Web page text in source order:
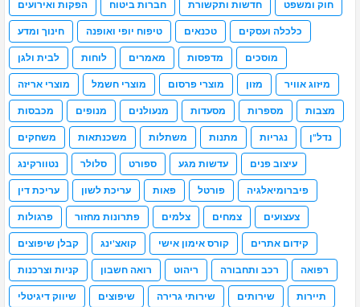
הפקות ואירועים
חברות ביטוח חדשות ותקשורת
חוק ומשפט
חינוך ומדע
טיפוח יופי ואופנה טכנאים
כלכלה ועסקים
לבית ולגן
לוחות מאמרים מדפסות
מוסכים
מוצרי אריזה
מוצרי חשמל מוצרי פרסום מזון
מיזוג אוויר
מכבסות
מנופים מנעולנים מסעדות מספרות
מצבות
משחקים
משכנתאות משתלות מתנות נגריות
נדל"ן
נטוורקינג
סלולר ספורט עדשות מגע
עיצוב פנים
עריכת דין
עריכת לשון פאות פורטל
פיברומיאלגיה
פרגולות
פתרונות מחזור צלמים צמחים
צעצועים
קבלן שיפוצים
קואצ'ינג קורס אימון אישי
קידום אתרים
קניות וצרכנות
רואה חשבון ריהוט רכב ותחבורה
רפואה
שיווק דיגיטלי
שיפוצים שירותי גרירה שירותים
תיירות